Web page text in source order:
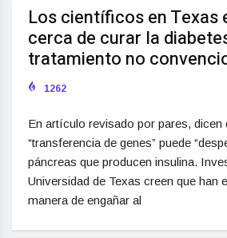
Los científicos en Texas
cerca de curar la
tratamiento no
1262
En artículo revisado por pares, dicen
“transferencia de genes” puede
páncreas que producen insulina.
Universidad de Texas creen que han
manera de engañar al